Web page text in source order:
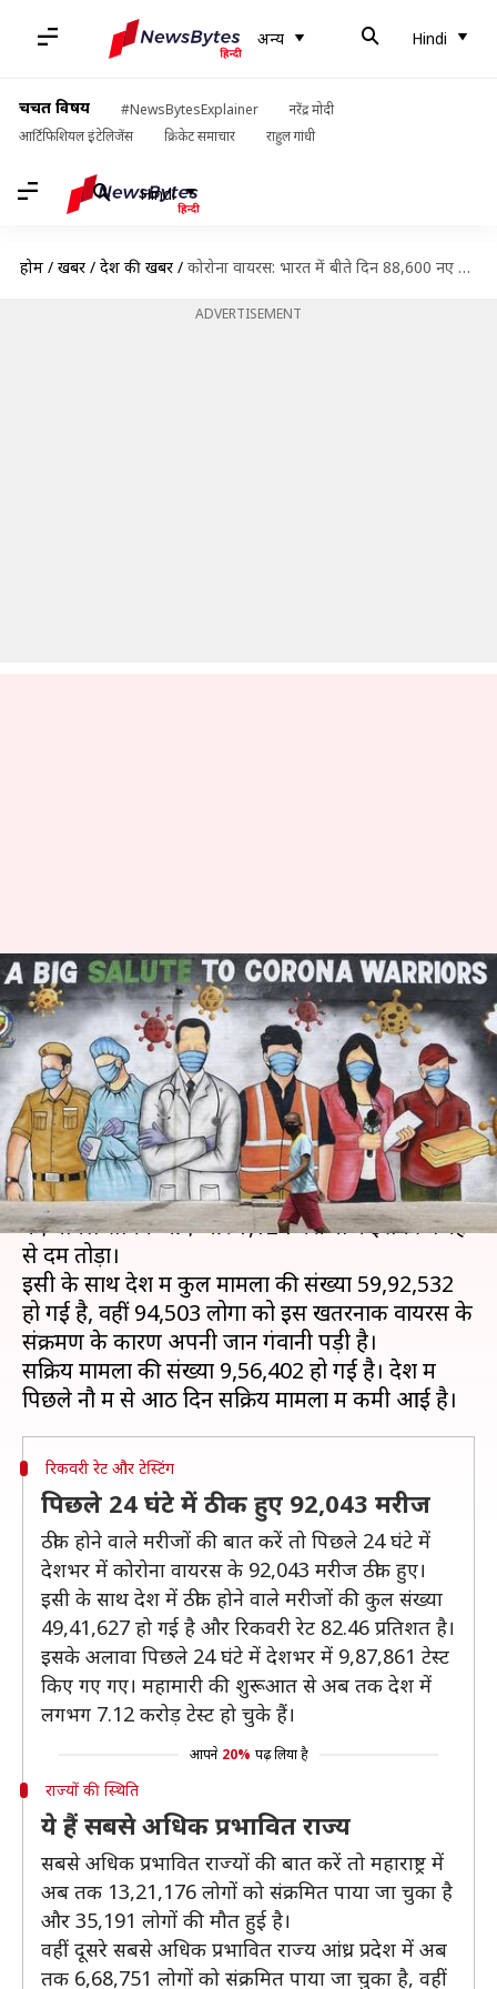
अन्य Hindi
चर्चित विषय #NewsBytesExplainer
नरेंद्र मोदी
आर्टिफिशियल इंटेलिजेंस
क्रिकेट समाचार राहुल गांधी
Hindi
होम / खबरें / देश की खबरें / कोरोना वायरस: भारत में बीते दिन 88,600 नए मामले, उमा भारती को पाया गया संक्रमित
ADVERTISEMENT
कोरोना वायरस: भारत में बीते दिन
88,600 नए मामले, उमा भारती को
पाया गया संक्रमित
लेखन मुकुल तोमर Sep 27, 2020 10:33 am
क्या है खबर?
भारत में बीते दिन कोरोना वायरस से संक्रमण के 88,600
नए मामले सामने आए और 1,124 मरीजों ने इसकी वजह
से दम तोड़ा।
इसी के साथ देश में कुल मामलों की संख्या 59,92,532
हो गई है, वहीं 94,503 लोगों को इस खतरनाक वायरस के
संक्रमण के कारण अपनी जान गंवानी पड़ी है।
सक्रिय मामलों की संख्या 9,56,402 हो गई है। देश में
रिकवरी रेट और टेस्टिंग
पिछले 24 घंटे में ठीक हुए 92,043 मरीज
ठीक होने वाले मरीजों की बात करें तो पिछले 24 घंटे में
देशभर में कोरोना वायरस के 92,043 मरीज ठीक हुए।
इसी के साथ देश में ठीक होने वाले मरीजों की कुल संख्या
49,41,627 हो गई है और रिकवरी रेट 82.46 प्रतिशत है।
इसके अलावा पिछले 24 घंटे में देशभर में 9,87,861 टेस्ट
किए गए गए। महामारी की शुरूआत से अब तक देश में
लगभग 7.12 करोड़ टेस्ट हो चुके हैं।
आपने 20% पढ़ लिया है
राज्यों की स्थिति
ये हैं सबसे अधिक प्रभावित राज्य
सबसे अधिक प्रभावित राज्यों की बात करें तो महाराष्ट्र में
अब तक 13,21,176 लोगों को संक्रमित पाया जा चुका है
और 35,191 लोगों की मौत हुई है।
वहीं दूसरे सबसे अधिक प्रभावित राज्य आंध्र प्रदेश में अब
तक 6,68,751 लोगों को संक्रमित पाया जा चुका है, वहीं